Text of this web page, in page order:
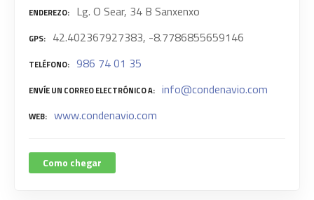
ENDEREZO Lg. O Sear, 34 B Sanxenxo
GPS 42.402367927383, -8.7786855659146
TELÉFONO 986 74 01 35
ENVÍE UN CORREO ELECTRÓNICO A info@condenavio.com
WEB www.condenavio.com
Como chegar